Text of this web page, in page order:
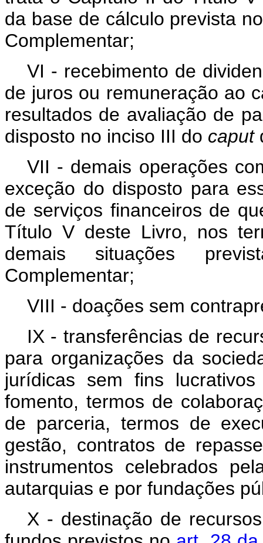
da base de cálculo prevista
Complementar;
VI - recebimento de
de juros ou remuneração ao
resultados de avaliação de
disposto no inciso III do caput
VII - demais operações
exceção do disposto para
de serviços financeiros de
Título V deste Livro, nos
demais situações
Complementar;
VIII - doações sem
IX - transferências de
para organizações da
jurídicas sem fins
fomento, termos de
de parceria, termos de
gestão, contratos de
instrumentos celebrados
autarquias e por fundações
X - destinação de